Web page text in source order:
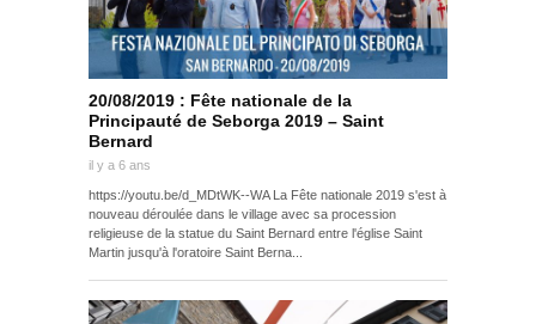
20/08/2019 : Fête nationale de la
Principauté de Seborga 2019 – Saint
Bernard
il y a 6 ans
https://youtu.be/d_MDtWK--WA La Fête nationale 2019 s'est à
nouveau déroulée dans le village avec sa procession
religieuse de la statue du Saint Bernard entre l'église Saint
Martin jusqu'à l'oratoire Saint Berna...